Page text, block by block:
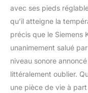
avec ses pieds
qu’il atteigne la
précis que le Siemens
unanimement salué
niveau sonore
littéralement oublier.
une pièce de vie à